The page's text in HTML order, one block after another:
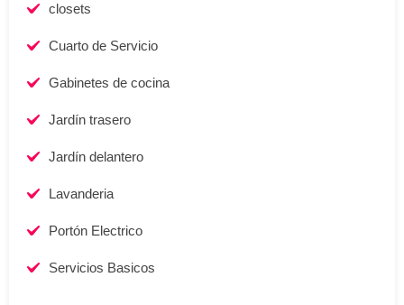
closets
Cuarto de Servicio
Gabinetes de cocina
Jardí­n trasero
Jardín delantero
Lavanderia
Portón Electrico
Servicios Basicos